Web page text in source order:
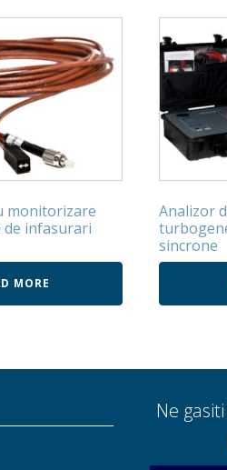
monitorizare
infasurari
MORE
Analizor
sincrone
Ne